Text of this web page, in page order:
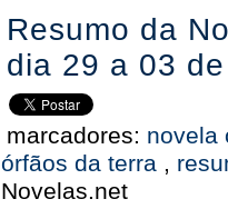
Resumo da
dia 29 a 03
marcadores: novela
órfãos da terra ,
Novelas.net